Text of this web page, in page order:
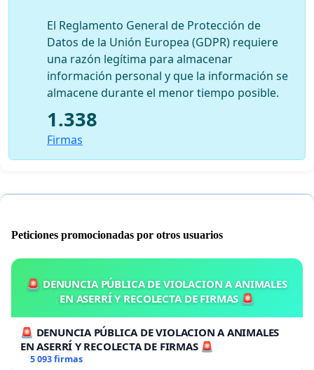
El Reglamento General de Protección de
Datos de la Unión Europea (GDPR) requiere
una razón legítima para almacenar
información personal y que la información se
almacene durante el menor tiempo posible.
1.338
Firmas
Peticiones promocionadas por otros usuarios
🚨 DENUNCIA PÚBLICA DE VIOLACION A ANIMALES
EN ASERRÍ Y RECOLECTA DE FIRMAS 🚨
🚨 DENUNCIA PÚBLICA DE VIOLACION A ANIMALES
EN ASERRÍ Y RECOLECTA DE FIRMAS 🚨
5 093 firmas